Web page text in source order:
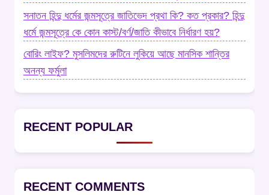
সনাতন হিন্দু ধর্মের জন্মসূত্রে জাতিভেদ প্রথা কি? কত প্রকার? হিন্দু
ধর্মে জন্মসূত্রে কে কোন কাস্ট/বর্ণ/জাতি কীভাবে নির্ধারণ হয়?
বোরিং লাইফ? মুসলিমদের রুটিনে লুকিয়ে আছে মানসিক শান্তির
অনন্য ফর্মুলা
RECENT POPULAR
RECENT COMMENTS